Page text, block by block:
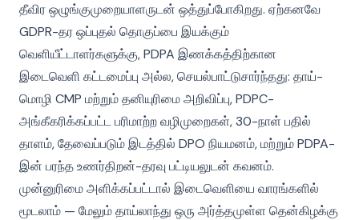
தீவிர ஒழுங்குமுறையாளருடன் ஒத்துப்போகிறது. ஏற்கனவே
GDPR-தர ஒப்புதல் தொகுப்பை இயக்கும்
வெளியீட்டாளர்களுக்கு, PDPA இணக்கத்திற்கான
இடைவெளி கட்டமைப்பு அல்ல, செயல்பாட்டுசார்ந்தது: தாய்-
மொழி CMP மற்றும் தனியுரிமை அறிவிப்பு, PDPC-
அங்கீகரிக்கப்பட்ட பரிமாற்ற வழிமுறைகள், 30-நாள் பதில்
தாளம், தேவைப்படும் இடத்தில் DPO நியமனம், மற்றும் PDPA-
இன் பரந்த உணர்திறன்-தரவு பட்டியலுடன் கவனம்.
முன்னுரிமை அளிக்கப்பட்டால் இடைவெளியை வாரங்களில்
மூடலாம் — மேலும் தாய்லாந்து ஒரு அர்த்தமுள்ள தென்கிழக்கு